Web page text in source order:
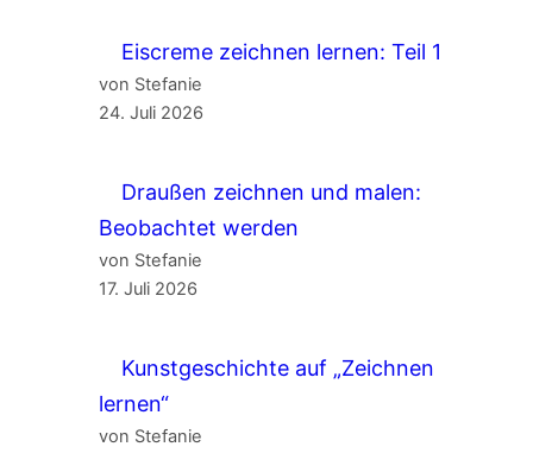
Eiscreme zeichnen lernen: Teil 1
von Stefanie
24. Juli 2026
Draußen zeichnen und malen:
Beobachtet werden
von Stefanie
17. Juli 2026
Kunstgeschichte auf „Zeichnen
lernen“
von Stefanie